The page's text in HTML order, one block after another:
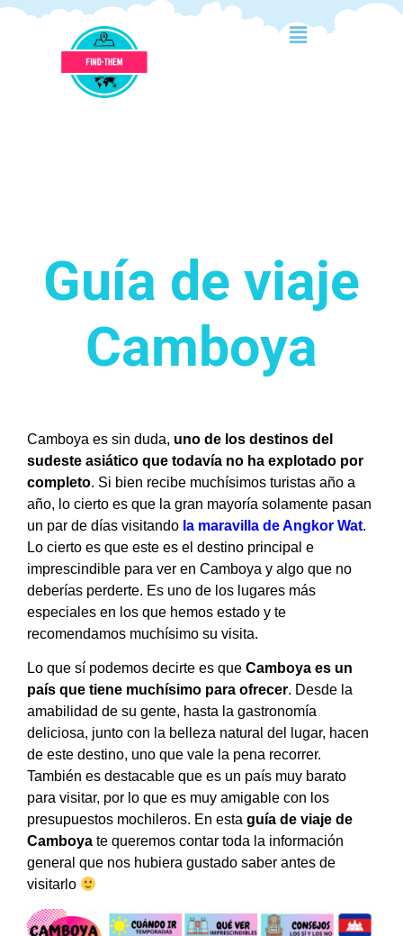
Guía de viaje
Camboya
Camboya es sin duda, uno de los destinos del
sudeste asiático que todavía no ha explotado por
completo. Si bien recibe muchísimos turistas año a
año, lo cierto es que la gran mayoría solamente pasan
un par de días visitando la maravilla de Angkor Wat.
Lo cierto es que este es el destino principal e
imprescindible para ver en Camboya y algo que no
deberías perderte. Es uno de los lugares más
especiales en los que hemos estado y te
recomendamos muchísimo su visita.
Lo que sí podemos decirte es que Camboya es un
país que tiene muchísimo para ofrecer. Desde la
amabilidad de su gente, hasta la gastronomía
deliciosa, junto con la belleza natural del lugar, hacen
de este destino, uno que vale la pena recorrer.
También es destacable que es un país muy barato
para visitar, por lo que es muy amigable con los
presupuestos mochileros. En esta guía de viaje de
Camboya te queremos contar toda la información
general que nos hubiera gustado saber antes de
visitarlo